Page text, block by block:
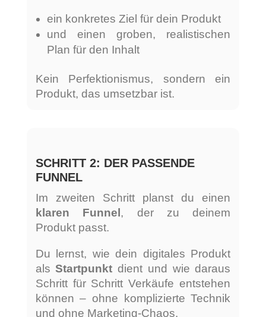
ein konkretes Ziel für dein Produkt
und einen groben, realistischen
Plan für den Inhalt
Kein Perfektionismus, sondern ein
Produkt, das umsetzbar ist.
SCHRITT 2: DER PASSENDE
FUNNEL
Im zweiten Schritt planst du einen
klaren Funnel, der zu deinem
Produkt passt.
Du lernst, wie dein digitales Produkt
alsStartpunkt dient und wie daraus
Schritt für Schritt Verkäufe entstehen
können – ohne komplizierte Technik
und ohne Marketing-Chaos.